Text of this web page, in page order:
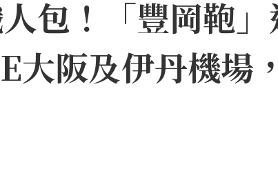
包！「豐岡鞄
阪及伊丹機場